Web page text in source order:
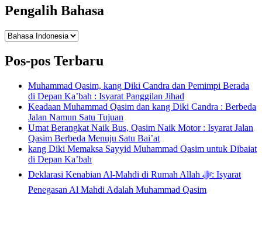
Pengalih Bahasa
Pengalih
Pos-pos Terbaru
Muhammad Qasim, kang Diki Candra dan Pemimpi Berada
di Depan Ka’bah : Isyarat Panggilan Jihad
Keadaan Muhammad Qasim dan kang Diki Candra : Berbeda
Jalan Namun Satu Tujuan
Umat Berangkat Naik Bus, Qasim Naik Motor : Isyarat Jalan
Qasim Berbeda Menuju Satu Bai’at
kang Diki Memaksa Sayyid Muhammad Qasim untuk Dibaiat
di Depan Ka’bah
Deklarasi Kenabian Al-Mahdi di Rumah Allah ﷻ: Isyarat
Penegasan Al Mahdi Adalah Muhammad Qasim